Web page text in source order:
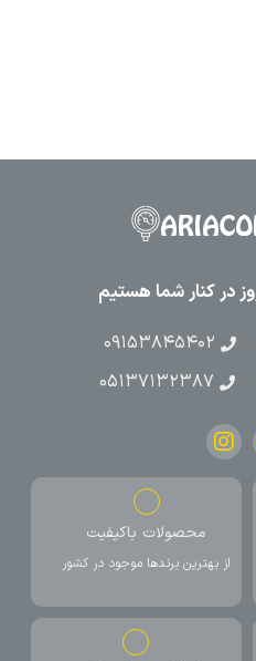
۰۹۱۵۳۸۴۵۴۰۲
۰۵۱۳۷۱۳۲۳۸۷
محصولات باکیفیت
از بهترین برندها موجود در کشور